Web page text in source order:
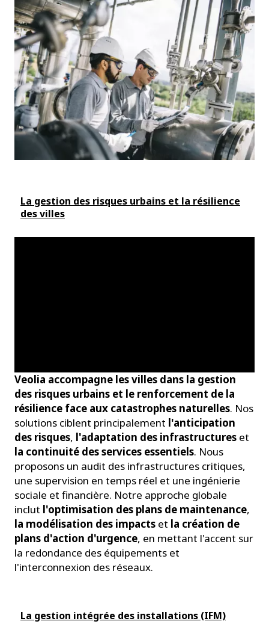
La gestion des risques urbains et la résilience
des villes
Veolia accompagne les villes dans la gestion
des risques urbains et le renforcement de la
résilience face aux catastrophes naturelles. Nos
solutions ciblent principalement l'anticipation
des risques, l'adaptation des infrastructures et
la continuité des services essentiels. Nous
proposons un audit des infrastructures critiques,
une supervision en temps réel et une ingénierie
sociale et financière. Notre approche globale
inclut l'optimisation des plans de maintenance,
la modélisation des impacts et la création de
plans d'action d'urgence, en mettant l'accent sur
la redondance des équipements et
l'interconnexion des réseaux.
La gestion intégrée des installations (IFM)